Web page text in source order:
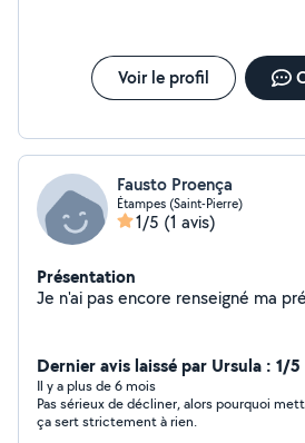
Voir le profil
Fausto Proença
Étampes (Saint-Pierre)
1/5 (1 avis)
Présentation
Je n'ai
Dernier avis laissé par Ursula : 1/5
Il y a plus de 6 mois
Pas sérieux de décliner, alors pourquoi
ça sert strictement à rien.